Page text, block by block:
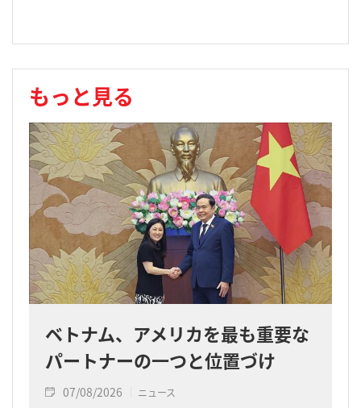
もっと見る
ベトナム、アメリカを最も重要な
パートナーの一つと位置づけ
07/08/2026 ニュース